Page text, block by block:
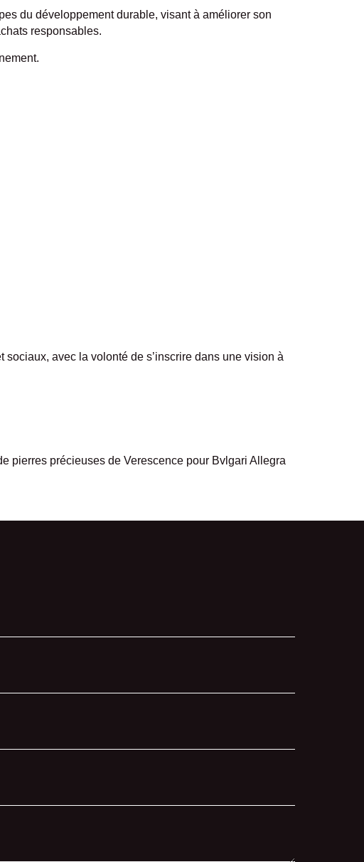
du développement durable, visant à améliorer son
responsables.
avec la volonté de s’inscrire dans une vision à
pierres précieuses de Verescence pour Bvlgari Allegra